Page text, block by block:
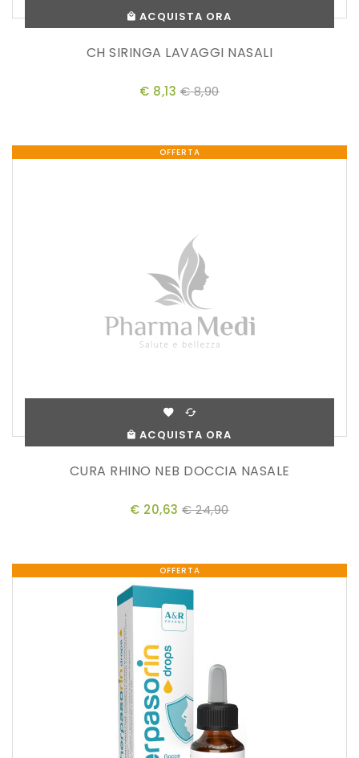
ACQUISTA ORA
CH SIRINGA LAVAGGI NASALI
€ 8,13 € 8,90
OFFERTA
ACQUISTA ORA
CURA RHINO NEB DOCCIA NASALE
€ 20,63 € 24,90
OFFERTA